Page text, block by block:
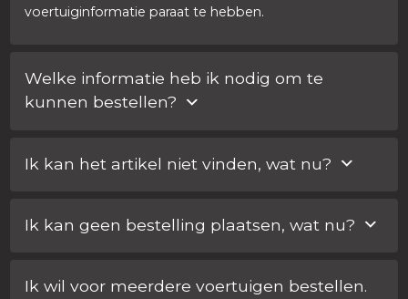
voertuiginformatie paraat te hebben.
Welke informatie heb ik nodig om te
kunnen bestellen?
Voor elke bestelling heeft u het chassisnummer van de
auto nodig. Daarnaast vragen wij om de sleutelcode.
foto van het metalen deel van de sleutel sturen. Aan de
Ik kan het artikel niet vinden, wat nu?
Als het product van uw keuze niet te vinden is op onze
website, kunt u online een offerte aanvragen of even
dan het juiste product te vinden.
Ik kan geen bestelling plaatsen, wat nu?
Als het product van uw keuze niet te vinden is op onze
Ik wil voor meerdere voertuigen bestellen.